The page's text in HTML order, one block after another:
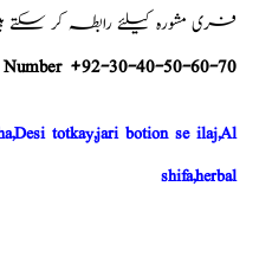
فری مشورہ کیلئے رابطہ کر سکتے
+92-30-40-50-60-70
totkay,jari botion se ilaj,Al
shifa,herbal